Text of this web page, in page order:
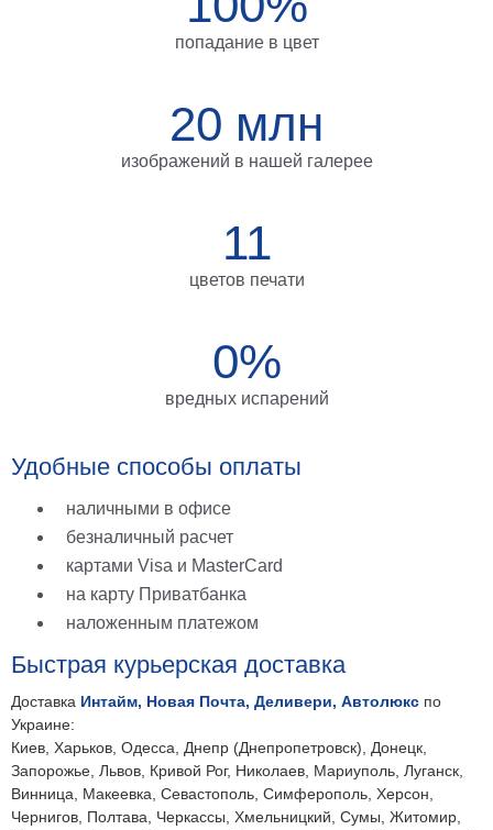
попадание в цвет
20 млн
изображений в нашей галерее
11
цветов печати
0%
вредных испарений
Удобные способы оплаты
наличными в офисе
безналичный расчет
картами Visa и MasterCard
на карту Приватбанка
наложенным платежом
Быстрая курьерская доставка
Доставка Интайм, Новая Почта, Деливери, Автолюкс по
Украине:
Киев, Харьков, Одесса, Днепр (Днепропетровск), Донецк,
Запорожье, Львов, Кривой Рог, Николаев, Мариуполь, Луганск,
Винница, Макеевка, Севастополь, Симферополь, Херсон,
Чернигов, Полтава, Черкассы, Хмельницкий, Сумы, Житомир,